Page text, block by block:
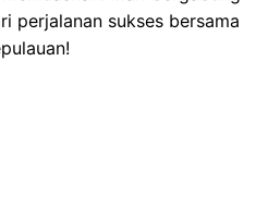
perjalanan sukses bersama